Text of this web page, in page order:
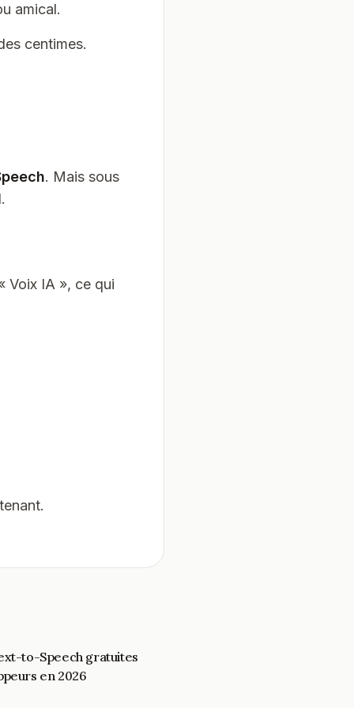
amical.
centimes.
. Mais sous
Voix IA », ce qui
to-Speech gratuites
en 2026